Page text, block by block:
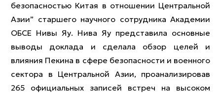
безопасностью Китая в отношении Центральной
Азии” старшего научного сотрудника Академии
ОБСЕ Нивы Яу. Нива Яу представила основные
выводы доклада и сделала обзор целей и
влияния Пекина в сфере безопасности и военного
сектора в Центральной Азии, проанализировав
265 официальных записей встреч на высоком